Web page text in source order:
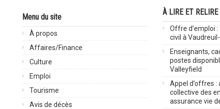
Menu du site
À propos
Affaires/Finance
Culture
Emploi
Tourisme
Avis de décès
À LIRE ET RELIRE
Offre d’emploi
civil à
Enseignants,
postes
Valleyfield
Appel d’offres :
collective des
assurance vie